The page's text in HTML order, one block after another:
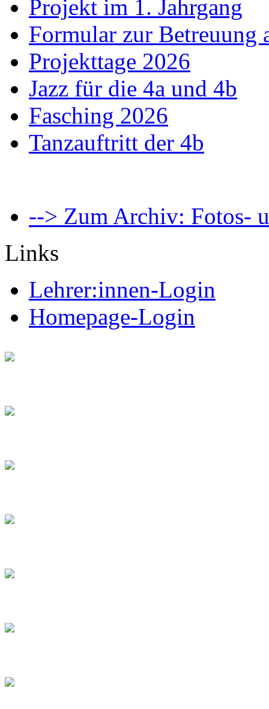
Projekt im 1. Jahrgang
Formular zur Betreuung
Projekttage 2026
Jazz für die 4a und 4b
Fasching 2026
Tanzauftritt der 4b
--> Zum Archiv: Fotos-
Links
Lehrer:innen-Login
Homepage-Login